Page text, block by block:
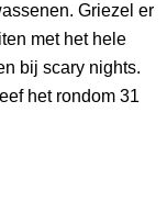
Griezel er
met het hele
bij scary nights.
het rondom 31